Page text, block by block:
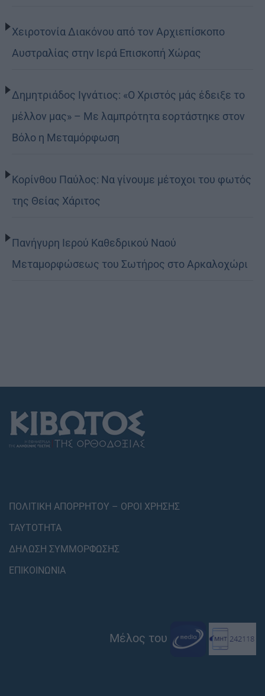
Χειροτονία Διακόνου από τον Αρχιεπίσκοπο
Αυστραλίας στην Ιερά Επισκοπή Χώρας
Δημητριάδος Ιγνάτιος: «Ο Χριστός μάς έδειξε το
μέλλον μας» – Με λαμπρότητα εορτάστηκε στον
Βόλο η Μεταμόρφωση
Κορίνθου Παύλος: Να γίνουμε μέτοχοι του φωτός
της Θείας Χάριτος
Πανήγυρη Ιερού Καθεδρικού Ναού
Μεταμορφώσεως του Σωτήρος στο Αρκαλοχώρι
ΠΟΛΙΤΙΚΗ ΑΠΟΡΡΗΤΟΥ – ΟΡΟΙ ΧΡΗΣΗΣ
ΤΑΥΤΟΤΗΤΑ
ΔΗΛΩΣΗ ΣΥΜΜΟΡΦΩΣΗΣ
ΕΠΙΚΟΙΝΩΝΙΑ
Μέλος του